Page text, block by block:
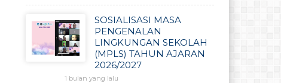
SOSIALISASI MASA
PENGENALAN
LINGKUNGAN SEKOLAH
(MPLS) TAHUN AJARAN
2026/2027
1 bulan yang lalu